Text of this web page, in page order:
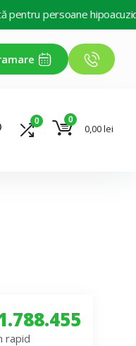
persoane hipoacuzice.
0 0
0,00lei
rapid